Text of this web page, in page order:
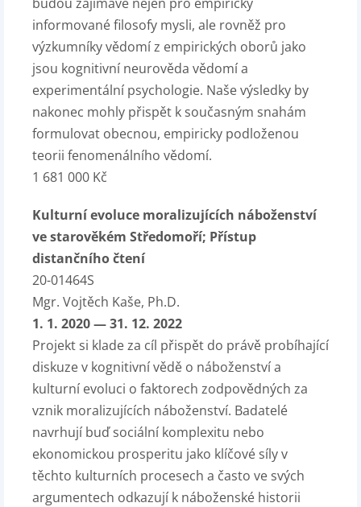
informované filosofy mysli, ale rovněž pro
výzkumníky vědomí z empirických oborů jako
jsou kognitivní neurověda vědomí a
experimentální psychologie. Naše výsledky by
nakonec mohly přispět k současným snahám
formulovat obecnou, empiricky podloženou
teorii fenomenálního vědomí.
1 681 000 Kč
Kulturní evoluce moralizujících náboženství
ve starověkém Středomoří; Přístup
distančního čtení
20-01464S
Mgr. Vojtěch Kaše, Ph.D.
1. 1. 2020 — 31. 12. 2022
Projekt si klade za cíl přispět do právě probíhající
diskuze v kognitivní vědě o náboženství a
kulturní evoluci o faktorech zodpovědných za
vznik moralizujících náboženství. Badatelé
navrhují buď sociální komplexitu nebo
ekonomickou prosperitu jako klíčové síly v
těchto kulturních procesech a často ve svých
argumentech odkazují k náboženské historii